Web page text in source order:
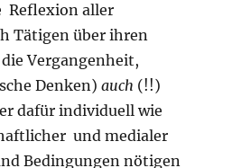
Reflexion aller
Tätigen über ihren
Vergangenheit,
Denken)auch (!!)
dafür individuell wie
und medialer
Bedingungen nötigen